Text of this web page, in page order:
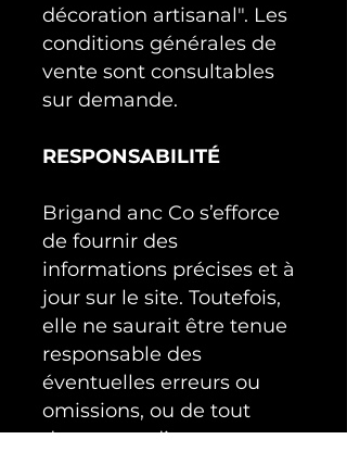
décoration artisanal". Les
conditions générales de
vente sont consultables
sur demande.
RESPONSABILITÉ
Brigand anc Co s’efforce
de fournir des
informations précises et à
jour sur le site. Toutefois,
elle ne saurait être tenue
responsable des
éventuelles erreurs ou
omissions, ou de tout
dommage direct ou